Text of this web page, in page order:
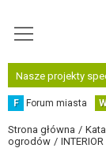
Nasze projekty
F Forum miasta
Strona główna
ogrodów